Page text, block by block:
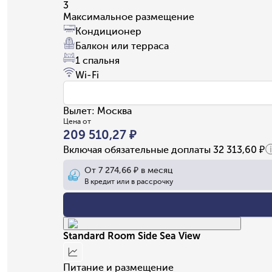
3
Максимальное размещение
Кондиционер
Балкон или терраса
1 спальня
Wi-Fi
Вылет: Москва
Цена от
209 510,27 ₽
Включая обязательные доплаты 32 313,60 ₽
От 7 274,66 ₽ в месяц
В кредит или в рассрочку
Standard Room Side Sea View
Питание и размещение